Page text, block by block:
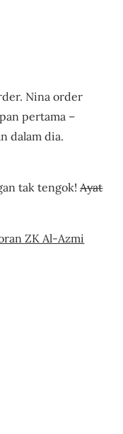
Nina order
pertama –
dalam dia.
tak tengok!Ayat